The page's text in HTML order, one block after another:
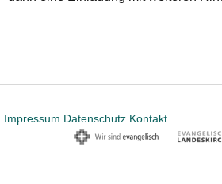
Impressum Datenschutz Kontakt